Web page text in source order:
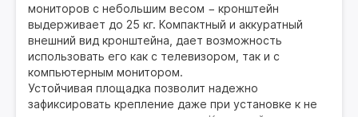
мониторов с небольшим весом − кронштейн
выдерживает до 25 кг. Компактный и аккуратный
внешний вид кронштейна, дает возможность
использовать его как с телевизором, так и с
компьютерным монитором.
Устойчивая площадка позволит надежно
зафиксировать крепление даже при установке к не